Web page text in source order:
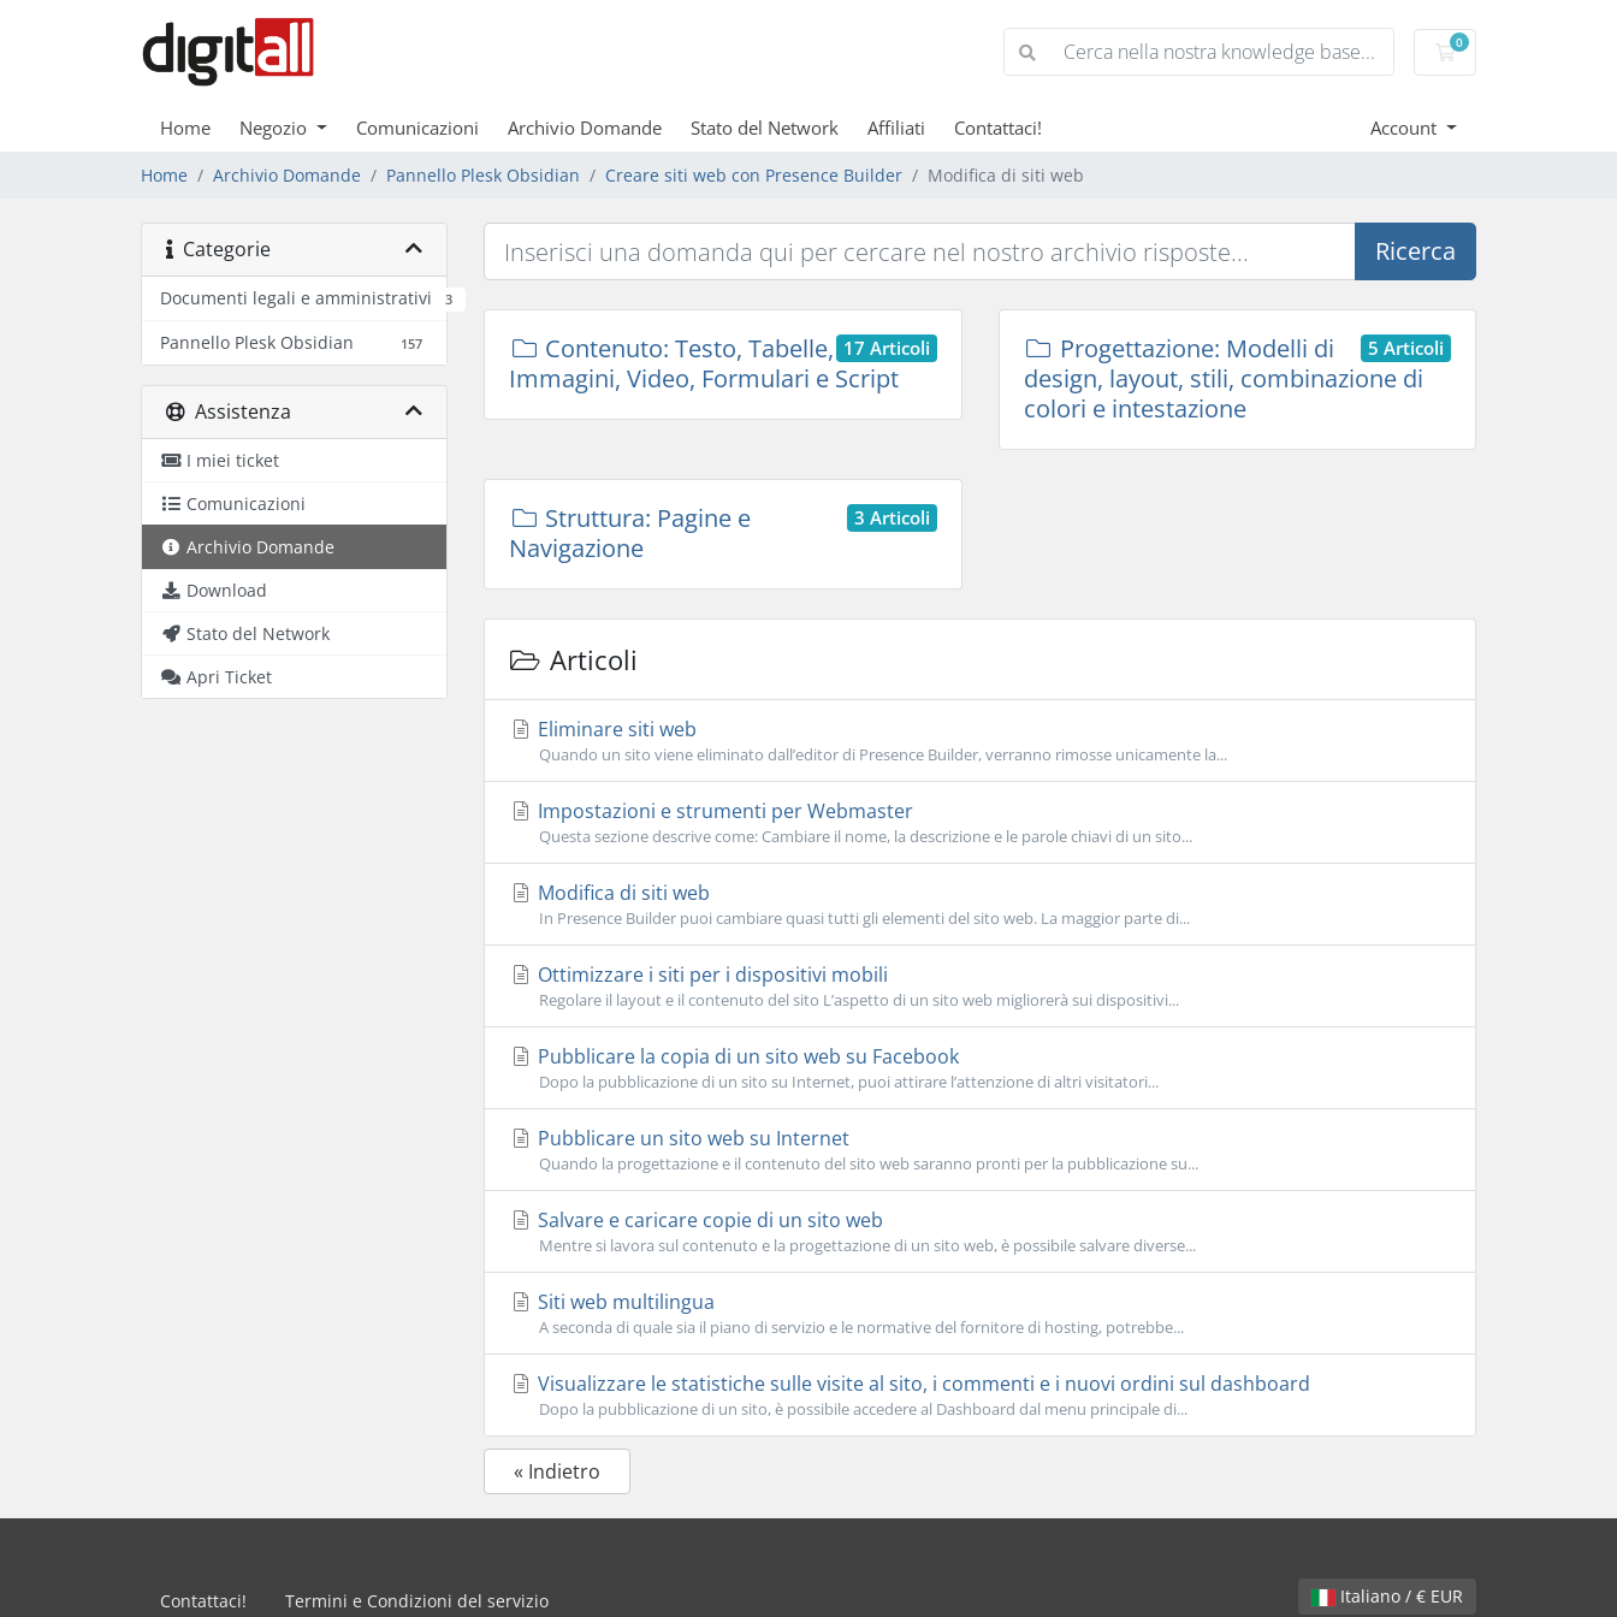
0
Carrello
Home Negozio Comunicazioni Archivio Domande Stato del Network Affiliati Contattaci! Account
Home Archivio Domande Pannello Plesk Obsidian Creare siti web con Presence Builder Modifica di siti web
Categorie
Documenti legali e amministrativi 3
Pannello Plesk Obsidian 157
Assistenza
I miei ticket
Comunicazioni
Archivio Domande
Download
Stato del Network
Apri Ticket
Ricerca
17 Articoli
Contenuto: Testo, Tabelle,
Immagini, Video, Formulari e Script
5 Articoli
Progettazione: Modelli di
design, layout, stili, combinazione di
colori e intestazione
3 Articoli
Struttura: Pagine e
Navigazione
Articoli
Eliminare siti web
Quando un sito viene eliminato dall’editor di Presence Builder, verranno rimosse unicamente la...
Impostazioni e strumenti per Webmaster
Questa sezione descrive come: Cambiare il nome, la descrizione e le parole chiavi di un sito...
Modifica di siti web
In Presence Builder puoi cambiare quasi tutti gli elementi del sito web. La maggior parte di...
Ottimizzare i siti per i dispositivi mobili
Regolare il layout e il contenuto del sito L’aspetto di un sito web migliorerà sui dispositivi...
Pubblicare la copia di un sito web su Facebook
Dopo la pubblicazione di un sito su Internet, puoi attirare l’attenzione di altri visitatori...
Pubblicare un sito web su Internet
Quando la progettazione e il contenuto del sito web saranno pronti per la pubblicazione su...
Salvare e caricare copie di un sito web
Mentre si lavora sul contenuto e la progettazione di un sito web, è possibile salvare diverse...
Siti web multilingua
A seconda di quale sia il piano di servizio e le normative del fornitore di hosting, potrebbe...
Visualizzare le statistiche sulle visite al sito, i commenti e i nuovi ordini sul dashboard
Dopo la pubblicazione di un sito, è possibile accedere al Dashboard dal menu principale di...
« Indietro
Italiano / € EUR
Contattaci! Termini e Condizioni del servizio